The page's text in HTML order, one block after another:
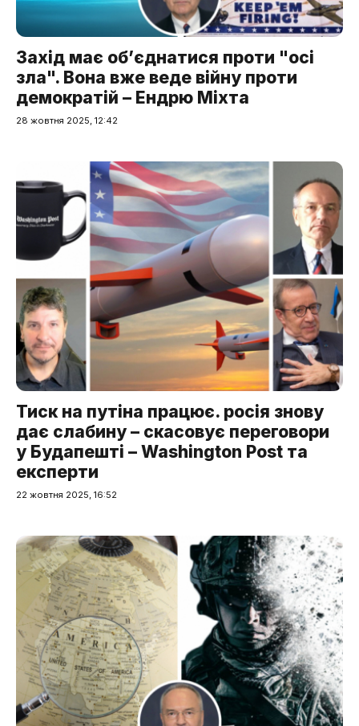
Захід має об’єднатися проти "осі
зла". Вона вже веде війну проти
демократій – Ендрю Міхта
28 жовтня 2025, 12:42
Тиск на путіна працює. росія знову
дає слабину – скасовує переговори
у Будапешті – Washington Post та
експерти
22 жовтня 2025, 16:52